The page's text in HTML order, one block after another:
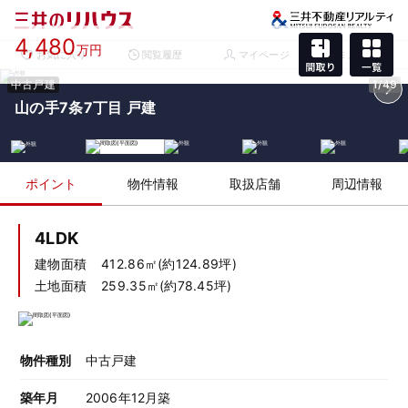
お気に入り 閲覧履歴 マイページ メニュー
中古戸建 1/49
4,480万円
山の手7条7丁目 戸建
ポイント 物件情報 取扱店舗 周辺情報
4LDK
建物面積
412.86㎡(約124.89坪)
土地面積
259.35㎡(約78.45坪)
物件種別 中古戸建
築年月 2006年12月築